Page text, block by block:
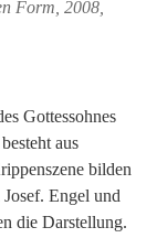
Form, 2008,
Gottessohnes
aus
bilden
Engel und
die Darstellung.